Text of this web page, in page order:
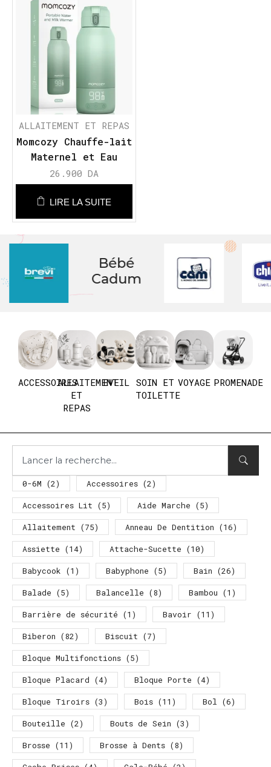
ALLAITEMENT ET REPAS
Momcozy Chauffe-lait
Maternel et Eau
Portable
26.900 DA
LIRE LA SUITE
Bébé
Cadum
ACCESSOIRESALLAITEMENT
ET
REPAS
EVEIL SOIN ET
TOILETTE
VOYAGE PROMENADE
0-6M (2) Accessoires (2)
Accessoires Lit (5) Aide Marche (5)
Allaitement (75) Anneau De Dentition (16)
Assiette (14) Attache-Sucette (10)
Babycook (1) Babyphone (5) Bain (26)
Balade (5) Balancelle (8) Bambou (1)
Barrière de sécurité (1) Bavoir (11)
Biberon (82) Biscuit (7)
Bloque Multifonctions (5)
Bloque Placard (4) Bloque Porte (4)
Bloque Tiroirs (3) Bois (11) Bol (6)
Bouteille (2) Bouts de Sein (3)
Brosse (11) Brosse à Dents (8)